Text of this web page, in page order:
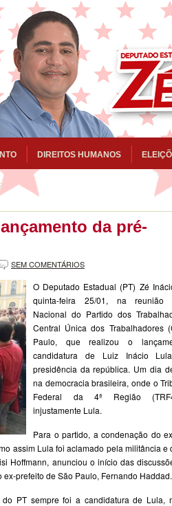
DIREITOS HUMANOS
da pré-
SEM COMENTÁRIOS
O Deputado Estadual (PT) Zé
quinta-feira 25/01, na reunião
Nacional do Partido dos
Central Única dos Trabalhadores
Paulo, que realizou o
candidatura de Luiz Inácio
presidência da república. Um dia
na democracia brasileira, onde o
Federal da 4ª Região
injustamente Lula.
Para o partido, a condenação do
assim Lula foi aclamado pela militância e
Hoffmann, anunciou o início das
prefeito de São Paulo, Fernando Haddad.
PT sempre foi a candidatura de Lula,